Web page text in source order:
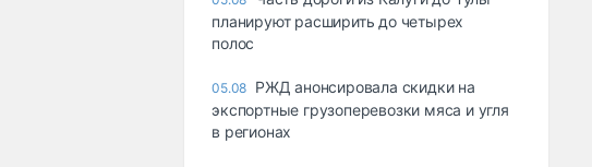
планируют расширить до четырех
полос
05.08 РЖД анонсировала скидки на
экспортные грузоперевозки мяса и угля
в регионах